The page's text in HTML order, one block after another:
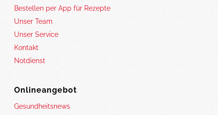
Bestellen per App für Rezepte
Unser Team
Unser Service
Kontakt
Notdienst
Onlineangebot
Gesundheitsnews